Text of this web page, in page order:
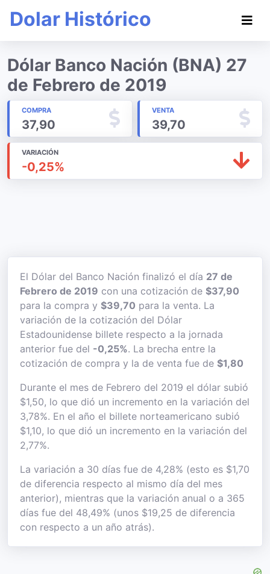
Dolar Histórico
Dólar Banco Nación (BNA) 27
de Febrero de 2019
COMPRA
37,90
VENTA
39,70
VARIACIÓN
-0,25%
El Dólar del Banco Nación finalizó el día 27 de
Febrero de 2019 con una cotización de $37,90
para la compra y $39,70 para la venta. La
variación de la cotización del Dólar
Estadounidense billete respecto a la jornada
anterior fue del -0,25%. La brecha entre la
cotización de compra y la de venta fue de $1,80
Durante el mes de Febrero del 2019 el dólar subió
$1,50, lo que dió un incremento en la variación del
3,78%. En el año el billete norteamericano subió
$1,10, lo que dió un incremento en la variación del
2,77%.
La variación a 30 días fue de 4,28% (esto es $1,70
de diferencia respecto al mismo día del mes
anterior), mientras que la variación anual o a 365
días fue del 48,49% (unos $19,25 de diferencia
con respecto a un año atrás).